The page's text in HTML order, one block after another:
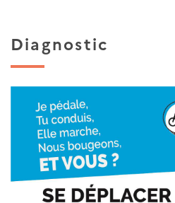
Diagnostic